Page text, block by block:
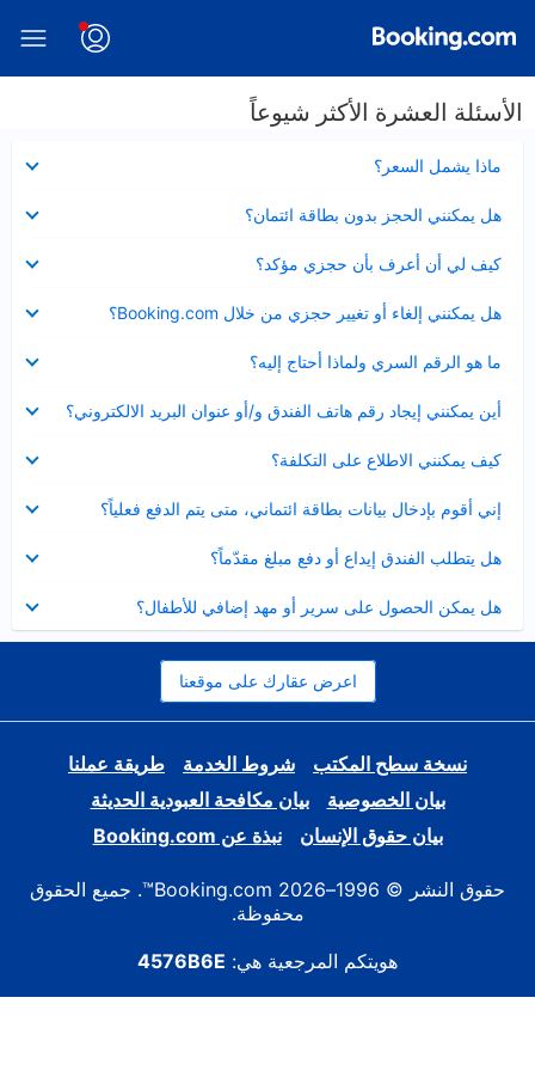
الأسئلة العشرة الأكثر شيوعاً
ماذا يشمل السعر؟
مصغر
هل يمكنني الحجز بدون بطاقة ائتمان؟
مصغر
كيف لي أن أعرف بأن حجزي مؤكد؟
مصغر
هل يمكنني إلغاء أو تغيير حجزي من خلال Booking.com؟
مصغر
ما هو الرقم السري ولماذا أحتاج إليه؟
مصغر
أين يمكنني إيجاد رقم هاتف الفندق و/أو عنوان البريد الالكتروني؟
عرض
مصغر
كيف يمكنني الاطلاع على التكلفة؟
مصغر
إني أقوم بإدخال بيانات بطاقة ائتماني، متى يتم الدفع فعلياً؟
مصغر
هل يتطلب الفندق إيداع أو دفع مبلغ مقدّماً؟
مصغر
هل يمكن الحصول على سرير أو مهد إضافي للأطفال؟
مصغر
اعرض عقارك على موقعنا
نسخة سطح المكتب شروط الخدمة
طريقة عملنا
بيان الخصوصية
بيان مكافحة العبودية الحديثة
بيان حقوق الإنسان
نبذة عن Booking.com
حقوق النشر © 1996–2026 Booking.com™. جميع الحقوق
محفوظة.
هويتكم المرجعية هي: 4576B6E